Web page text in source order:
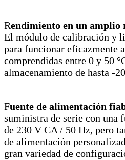
Rendimiento en un amplio
El módulo de calibración y
para funcionar eficazmente
comprendidas entre 0 y 50
almacenamiento de hasta -
Fuente de alimentación
suministra de serie con una
de 230 V CA / 50 Hz, pero
de alimentación
gran variedad de